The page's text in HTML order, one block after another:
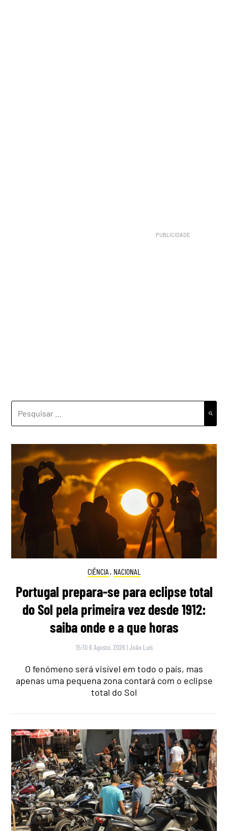
POR:
CIÊNCIA , NACIONAL
Portugal prepara-se para eclipse total
do Sol pela primeira vez desde 1912:
saiba onde e a que horas
15:10 6 Agosto, 2026 |João Luís
O fenómeno será visível em todo o país, mas
apenas uma pequena zona contará com o eclipse
total do Sol